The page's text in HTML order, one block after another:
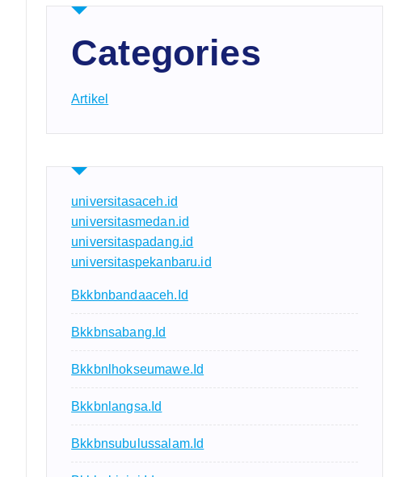
Categories
Artikel
universitasaceh.id
universitasmedan.id
universitaspadang.id
universitaspekanbaru.id
Bkkbnbandaaceh.id
Bkkbnsabang.id
Bkkbnlhokseumawe.id
Bkkbnlangsa.id
Bkkbnsubulussalam.id